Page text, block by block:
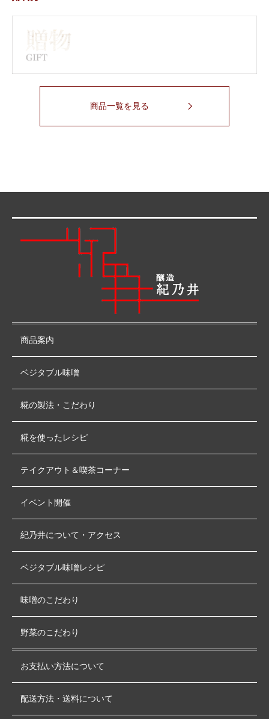
商品一覧を見る
商品案内
ベジタブル味噌
糀の製法・こだわり
糀を使ったレシピ
テイクアウト＆喫茶コーナー
イベント開催
紀乃井について・アクセス
ベジタブル味噌レシピ
味噌のこだわり
野菜のこだわり
お支払い方法について
配送方法・送料について